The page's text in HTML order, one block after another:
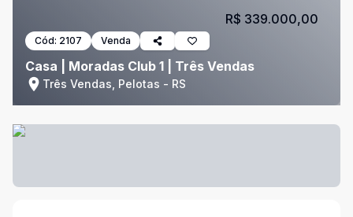
Cód: 2107 Venda
Casa | Moradas Club 1 | Três Vendas
Três Vendas, Pelotas - RS
R$ 339.000,00